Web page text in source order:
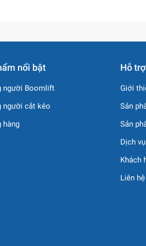
suất cao, tiêu hao nhiên liệu thấp.
5.
địa hình.
nổi bật
người Boomlift
người cắt kéo
hàng
Hỗ
Giới
Sản
Sản
Dịch vụ
Khách
Liên hệ